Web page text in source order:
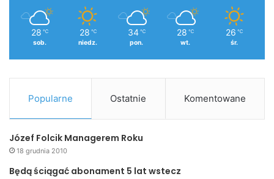
28 ℃
sob.
28 ℃
niedz.
34 ℃
pon.
28 ℃
wt.
26 ℃
śr.
Popularne Ostatnie Komentowane
Józef Folcik Managerem Roku
18 grudnia 2010
Będą ściągać abonament 5 lat wstecz